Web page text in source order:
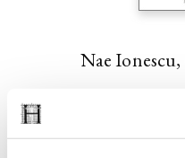
Nae Ionescu,